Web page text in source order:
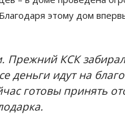
этому дом
Прежний КСК
деньги идут на
готовы принять
Опрос КИОР:
внедрение
Исследование
принципы